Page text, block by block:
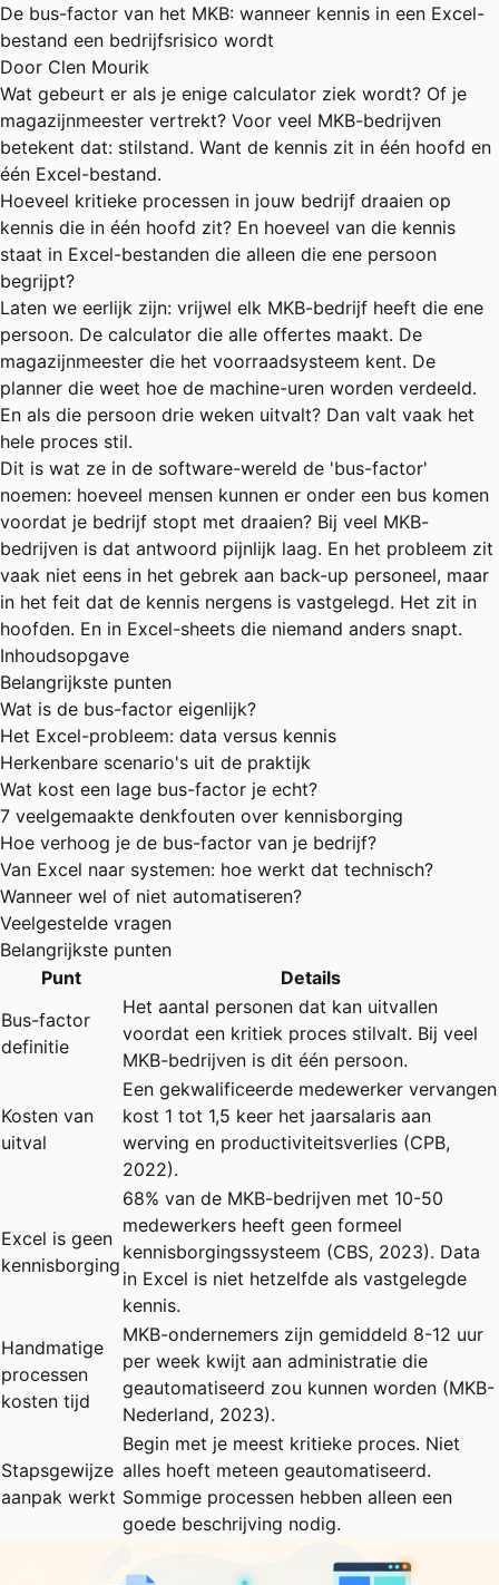
De bus-factor van het MKB: wanneer kennis in een Excel-
bestand een bedrijfsrisico wordt
Door Clen Mourik
Wat gebeurt er als je enige calculator ziek wordt? Of je
magazijnmeester vertrekt? Voor veel MKB-bedrijven
betekent dat: stilstand. Want de kennis zit in één hoofd en
één Excel-bestand.
Hoeveel kritieke processen in jouw bedrijf draaien op
kennis die in één hoofd zit? En hoeveel van die kennis
staat in Excel-bestanden die alleen die ene persoon
begrijpt?
Laten we eerlijk zijn: vrijwel elk MKB-bedrijf heeft die ene
persoon. De calculator die alle offertes maakt. De
magazijnmeester die het voorraadsysteem kent. De
planner die weet hoe de machine-uren worden verdeeld.
En als die persoon drie weken uitvalt? Dan valt vaak het
hele proces stil.
Dit is wat ze in de software-wereld de 'bus-factor'
noemen: hoeveel mensen kunnen er onder een bus komen
voordat je bedrijf stopt met draaien? Bij veel MKB-
bedrijven is dat antwoord pijnlijk laag. En het probleem zit
vaak niet eens in het gebrek aan back-up personeel, maar
in het feit dat de kennis nergens is vastgelegd. Het zit in
hoofden. En in Excel-sheets die niemand anders snapt.
Inhoudsopgave
Belangrijkste punten
Wat is de bus-factor eigenlijk?
Het Excel-probleem: data versus kennis
Herkenbare scenario's uit de praktijk
Wat kost een lage bus-factor je echt?
7 veelgemaakte denkfouten over kennisborging
Hoe verhoog je de bus-factor van je bedrijf?
Van Excel naar systemen: hoe werkt dat technisch?
Wanneer wel of niet automatiseren?
Veelgestelde vragen
Belangrijkste punten
Punt
Details
Bus-factor
definitie
Het aantal personen dat kan uitvallen
voordat een kritiek proces stilvalt. Bij veel
MKB-bedrijven is dit één persoon.
Kosten van
uitval
Een gekwalificeerde medewerker vervangen
kost 1 tot 1,5 keer het jaarsalaris aan
werving en productiviteitsverlies (CPB,
2022).
Excel is geen
kennisborging
68% van de MKB-bedrijven met 10-50
medewerkers heeft geen formeel
kennisborgingssysteem (CBS, 2023). Data
in Excel is niet hetzelfde als vastgelegde
kennis.
Handmatige
processen
kosten tijd
MKB-ondernemers zijn gemiddeld 8-12 uur
per week kwijt aan administratie die
geautomatiseerd zou kunnen worden (MKB-
Nederland, 2023).
Stapsgewijze
aanpak werkt
Begin met je meest kritieke proces. Niet
alles hoeft meteen geautomatiseerd.
Sommige processen hebben alleen een
goede beschrijving nodig.